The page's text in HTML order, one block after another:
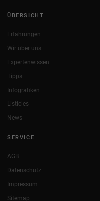
ÜBERSICHT
Erfahrungen
Wir über uns
Expertenwissen
Tipps
Infografiken
Listicles
News
SERVICE
AGB
Datenschutz
Impressum
Sitemap